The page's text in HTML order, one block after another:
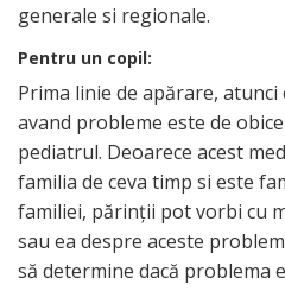
generale si regionale.
Pentru un copil:
Prima linie de apărare,
avand probleme este de
pediatrul. Deoarece acest
familia de ceva timp si este
familiei, părinţii pot vorbi cu
sau ea despre aceste
să determine dacă problema